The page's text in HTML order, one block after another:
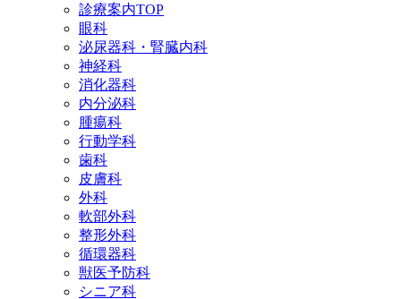
診療案内TOP
眼科
泌尿器科・腎臓内科
神経科
消化器科
内分泌科
腫瘍科
行動学科
歯科
皮膚科
外科
軟部外科
整形外科
循環器科
獣医予防科
シニア科